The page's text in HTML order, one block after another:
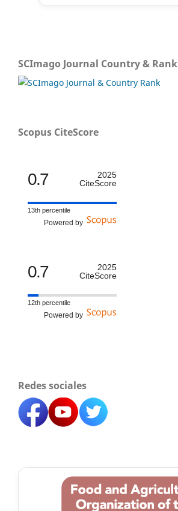
SCImago Journal Country & Rank
Scopus CiteScore
0.7
2025
CiteScore
13th percentile
Powered by
0.7
2025
CiteScore
12th percentile
Powered by
Redes sociales